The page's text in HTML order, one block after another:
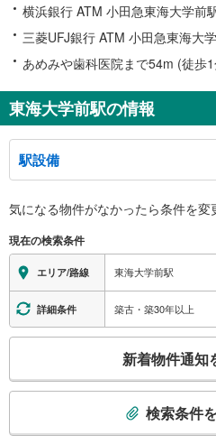
横浜銀行 ATM 小田急東海大学前
三菱UFJ銀行 ATM 小田急東海大
あめみや歯科医院まで54m (徒歩
東海大学前駅の情報
駅設備
※段差なしでの移動経路
地上⇔改札⇔ホーム：○
エレベータ
・各ホーム⇔改札
・改札⇔小田急マルシェ、バスロータリー
トイレ
・改札外（１Ｆバスロータリー付近）
スロープ
・改札⇔北方面（２番線ホーム側）の出口
気になる物件がなかったら条件を変
現在の検索条件
エリア/路線 東海大学前駅
詳細条件 築古・築30年以上
検
新着物件通知
検索条件